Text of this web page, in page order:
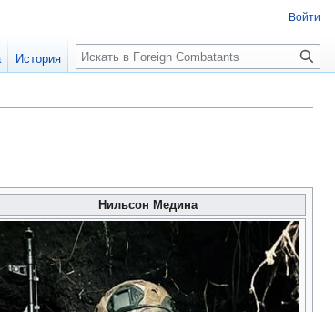
Нильсон Медина
Войти
История